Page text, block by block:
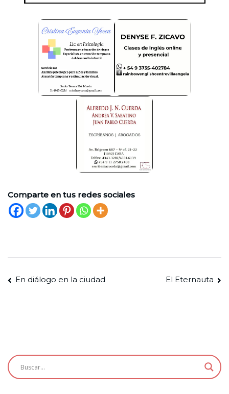
Comparte en tus redes sociales
Navegación
En diálogo en la ciudad El Eternauta